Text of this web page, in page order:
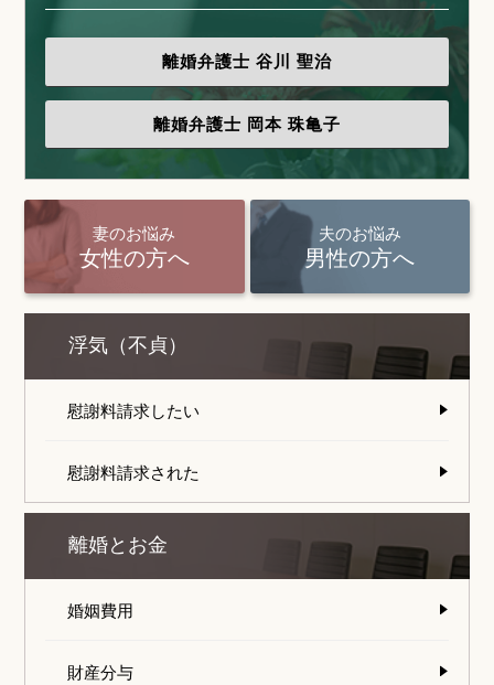
離婚弁護士 谷川 聖治
離婚弁護士 岡本 珠亀子
妻のお悩み
女性の方へ
夫のお悩み
男性の方へ
浮気（不貞）
慰謝料請求したい
慰謝料請求された
離婚とお金
婚姻費用
財産分与